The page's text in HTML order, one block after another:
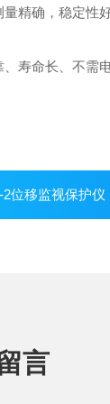
精确，稳定性
寿命长、不需
2位移监视保护仪
言